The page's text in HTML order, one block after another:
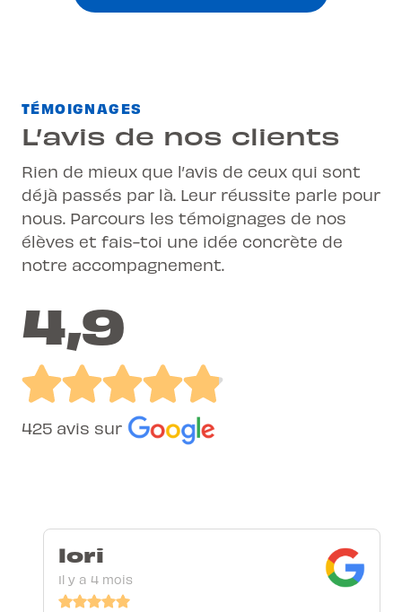
TÉMOIGNAGES
L’avis de nos clients
Rien de mieux que l’avis de ceux qui sont
déjà passés par là. Leur réussite parle pour
nous. Parcours les témoignages de nos
élèves et fais-toi une idée concrète de
notre accompagnement.
4,9
425 avis sur
lori
Il y a 4 mois